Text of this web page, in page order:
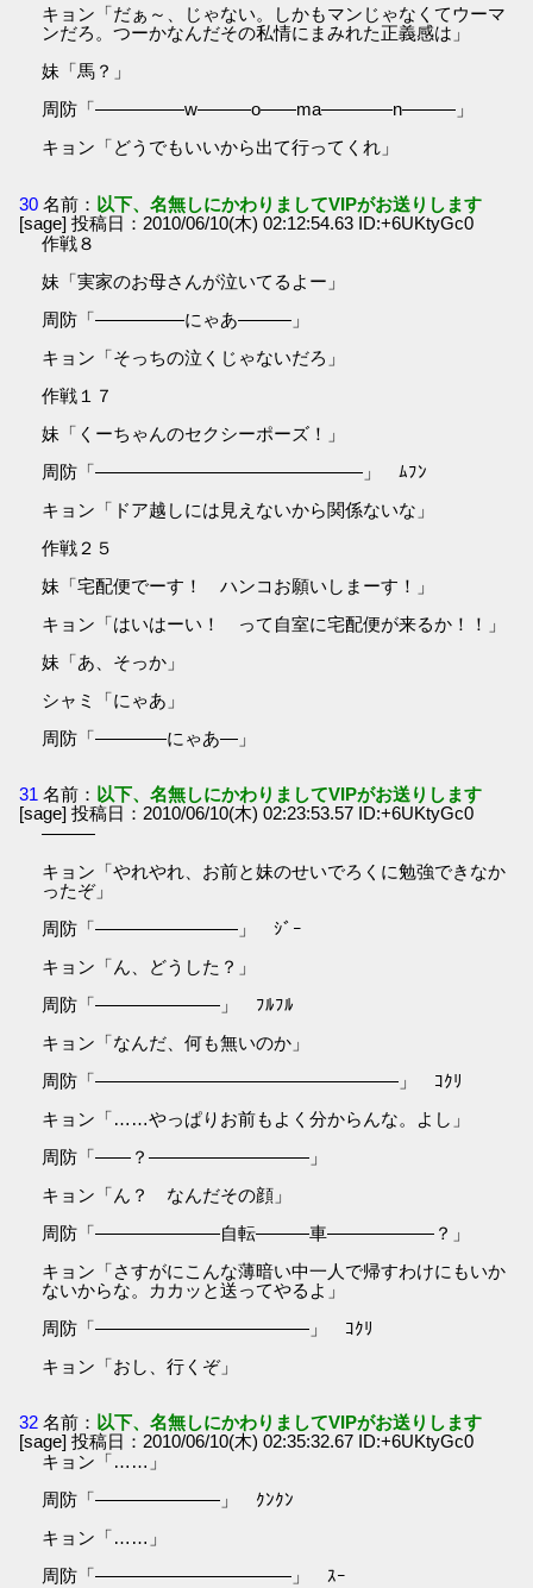
キョン「だぁ～、じゃない。しかもマンじゃなくてウーマ
ンだろ。つーかなんだその私情にまみれた正義感は」
妹「馬？」
周防「―――――w―――o――ma――――n―――」
キョン「どうでもいいから出て行ってくれ」
30 名前： 以下、名無しにかわりましてVIPがお送りします
[sage] 投稿日：2010/06/10(木) 02:12:54.63 ID:+6UKtyGc0
作戦８
妹「実家のお母さんが泣いてるよー」
周防「―――――にゃあ―――」
キョン「そっちの泣くじゃないだろ」
作戦１７
妹「くーちゃんのセクシーポーズ！」
周防「―――――――――――――――」 ﾑﾌﾝ
キョン「ドア越しには見えないから関係ないな」
作戦２５
妹「宅配便でーす！ ハンコお願いしまーす！」
キョン「はいはーい！ って自室に宅配便が来るか！！」
妹「あ、そっか」
シャミ「にゃあ」
周防「――――にゃあ―」
31 名前： 以下、名無しにかわりましてVIPがお送りします
[sage] 投稿日：2010/06/10(木) 02:23:53.57 ID:+6UKtyGc0
―――
キョン「やれやれ、お前と妹のせいでろくに勉強できなか
ったぞ」
周防「――――――――」 ｼﾞｰ
キョン「ん、どうした？」
周防「―――――――」 ﾌﾙﾌﾙ
キョン「なんだ、何も無いのか」
周防「―――――――――――――――――」 ｺｸﾘ
キョン「……やっぱりお前もよく分からんな。よし」
周防「――？―――――――――」
キョン「ん？ なんだその顔」
周防「―――――――自転―――車――――――？」
キョン「さすがにこんな薄暗い中一人で帰すわけにもいか
ないからな。カカッと送ってやるよ」
周防「――――――――――――」 ｺｸﾘ
キョン「おし、行くぞ」
32 名前： 以下、名無しにかわりましてVIPがお送りします
[sage] 投稿日：2010/06/10(木) 02:35:32.67 ID:+6UKtyGc0
キョン「……」
周防「―――――――」 ｸﾝｸﾝ
キョン「……」
周防「―――――――――――」 ｽｰ